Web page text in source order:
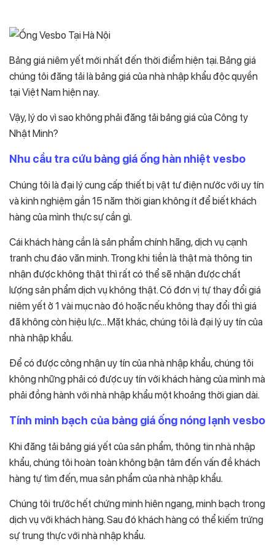
Bảng giá niêm yết mới nhất đến thời điểm hiện tại. Bảng giá
chúng tôi đăng tải là bảng giá của nhà nhập khẩu độc quyền
tại Việt Nam hiện nay.
Vậy, lý do vì sao không phải đăng tải bảng giá của Công ty
Nhật Minh?
Nhu cầu tra cứu bảng giá ống hàn nhiệt vesbo
Chúng tôi là đại lý cung cấp thiết bị vật tư điện nước với uy tín
và kinh nghiệm gần 15 năm thời gian không ít để biết khách
hàng của mình thực sự cần gì.
Cái khách hàng cần là sản phẩm chính hãng, dịch vụ cạnh
tranh chu đáo văn minh. Trong khi tiền là thật mà thông tin
nhận được không thật thì rất có thể sẽ nhận được chất
lượng sản phẩm dịch vụ không thật. Có đơn vị tự thay đổi giá
niêm yết ở 1 vài mục nào đó hoặc nếu không thay đổi thì giá
đã không còn hiệu lực… Mặt khác, chúng tôi là đại lý uy tín của
nhà nhập khẩu.
Để có được công nhận uy tín của nhà nhập khẩu, chúng tôi
không những phải có được uy tín với khách hàng của mình mà
phải đồng hành với nhà nhập khẩu một khoảng thời gian dài.
Tính minh bạch của bảng giá ống nóng lạnh vesbo
Khi đăng tải bảng giá yết của sản phẩm, thông tin nhà nhập
khẩu, chúng tôi hoàn toàn không bận tâm đến vấn đề khách
hàng tự tìm đến, mua sản phẩm của nhà nhập khẩu.
Chúng tôi trước hết chứng minh hiên ngang, minh bạch trong
dịch vụ với khách hàng. Sau đó khách hàng có thể kiếm trứng
sự trung thực với nhà nhập khẩu.